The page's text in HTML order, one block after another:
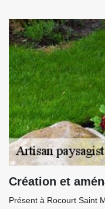
Création et
Présent à Rocourt Saint